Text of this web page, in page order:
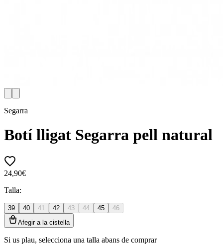
Segarra
Botí lligat Segarra pell natural
24,90€
Talla:
39 40 41 42 43 44 45
46
Afegir a la cistella
Si us plau, selecciona una talla abans de comprar